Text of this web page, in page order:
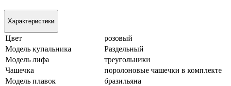
Характеристики
Цвет
розовый
Модель купальника
Раздельный
Модель лифа
треугольники
Чашечка
поролоновые чашечки в комплекте
Модель плавок
бразильяна